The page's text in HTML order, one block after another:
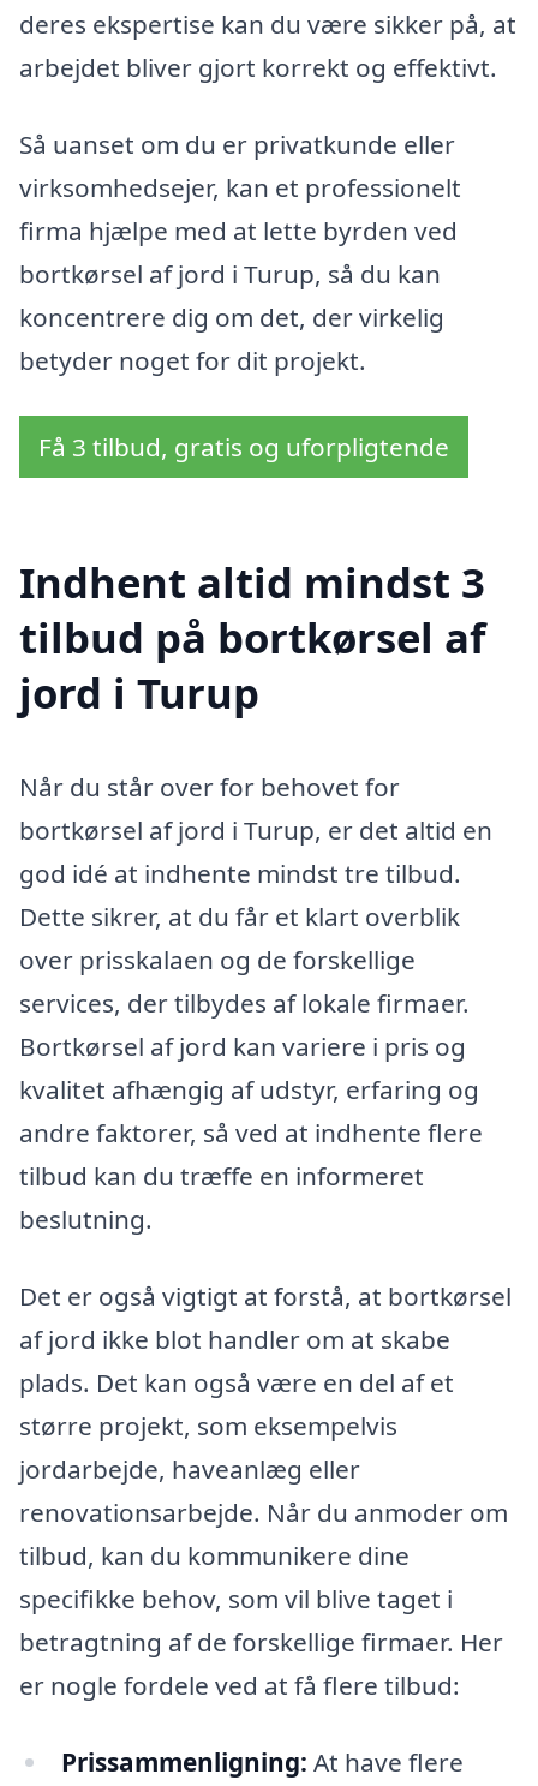
deres ekspertise kan du være sikker på, at
arbejdet bliver gjort korrekt og effektivt.
Så uanset om du er privatkunde eller
virksomhedsejer, kan et professionelt
firma hjælpe med at lette byrden ved
bortkørsel af jord i Turup, så du kan
koncentrere dig om det, der virkelig
betyder noget for dit projekt.
Få 3 tilbud, gratis og uforpligtende
Indhent altid mindst 3
tilbud på bortkørsel af
jord i Turup
Når du står over for behovet for
bortkørsel af jord i Turup, er det altid en
god idé at indhente mindst tre tilbud.
Dette sikrer, at du får et klart overblik
over prisskalaen og de forskellige
services, der tilbydes af lokale firmaer.
Bortkørsel af jord kan variere i pris og
kvalitet afhængig af udstyr, erfaring og
andre faktorer, så ved at indhente flere
tilbud kan du træffe en informeret
beslutning.
Det er også vigtigt at forstå, at bortkørsel
af jord ikke blot handler om at skabe
plads. Det kan også være en del af et
større projekt, som eksempelvis
jordarbejde, haveanlæg eller
renovationsarbejde. Når du anmoder om
tilbud, kan du kommunikere dine
specifikke behov, som vil blive taget i
betragtning af de forskellige firmaer. Her
er nogle fordele ved at få flere tilbud:
Prissammenligning: At have flere